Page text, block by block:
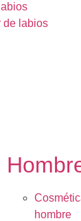
de labios
hombre